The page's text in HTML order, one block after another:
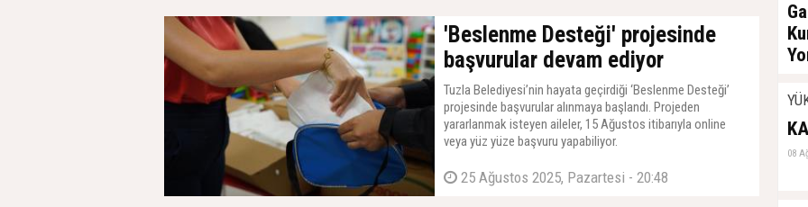
'Beslenme Desteği' projesinde
başvurular devam ediyor
Tuzla Belediyesi’nin hayata geçirdiği ‘Beslenme Desteği’
projesinde başvurular alınmaya başlandı. Projeden
yararlanmak isteyen aileler, 15 Ağustos itibarıyla online
veya yüz yüze başvuru yapabiliyor.
25 Ağustos 2025, Pazartesi - 20:48
08